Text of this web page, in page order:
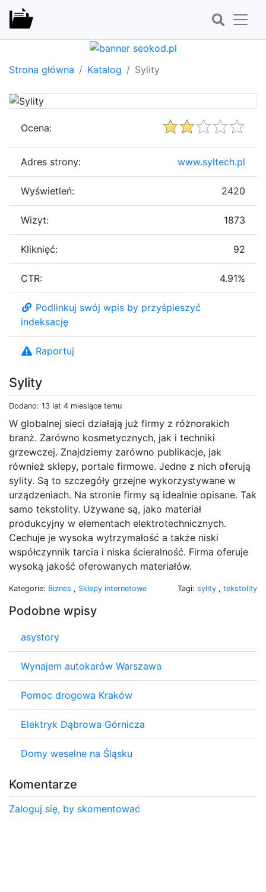
Strona główna Katalog Sylity
Sylity
Dodano: 13 lat 4 miesiące temu
W globalnej sieci działają już firmy z różnorakich
branż. Zarówno kosmetycznych, jak i techniki
grzewczej. Znajdziemy zarówno publikacje, jak
również sklepy, portale firmowe. Jedne z nich oferują
sylity. Są to szczegóły grzejne wykorzystywane w
urządzeniach. Na stronie firmy są idealnie opisane. Tak
samo tekstolity. Używane są, jako materiał
produkcyjny w elementach elektrotechnicznych.
Cechuje je wysoka wytrzymałość a także niski
współczynnik tarcia i niska ścieralność. Firma oferuje
wysoką jakość oferowanych materiałów.
Kategorie: Biznes , Sklepy internetowe Tagi: sylity , tekstolity
Podobne wpisy
asystory
Wynajem autokarów Warszawa
Pomoc drogowa Kraków
Elektryk Dąbrowa Górnicza
Domy weselne na Śląsku
Komentarze
Zaloguj się, by skomentować
Ocena:
Adres strony: www.syltech.pl
Wyświetleń: 2420
Wizyt: 1873
Kliknięć: 92
CTR: 4.91%
Podlinkuj swój wpis by przyśpieszyć
indeksację
Raportuj